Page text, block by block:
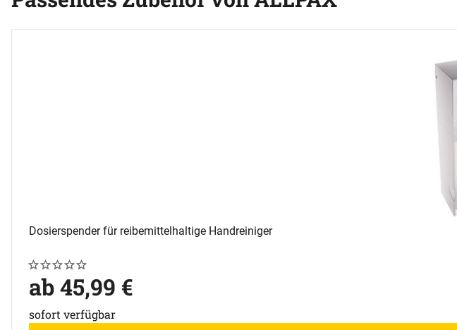
Dosierspender für reibemittelhaltige Handreiniger
Noch keine Bewertungen abgegeben
0 Bewertungen
ab:
ab45,99 €
sofort verfügbar